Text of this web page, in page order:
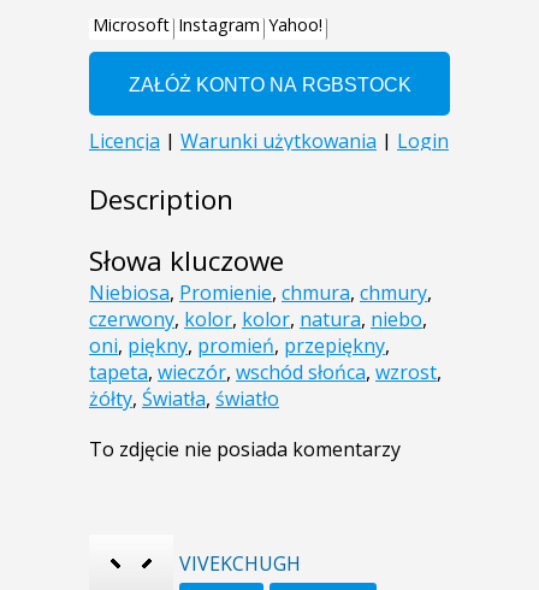
Description
Słowa kluczowe
Niebiosa, Promienie, chmura, chmury,
czerwony, kolor, kolor, natura, niebo,
oni, piękny, promień, przepiękny,
tapeta, wieczór, wschód słońca, wzrost,
żółty, Światła, światło
To zdjęcie nie posiada komentarzy
VIVEKCHUGH